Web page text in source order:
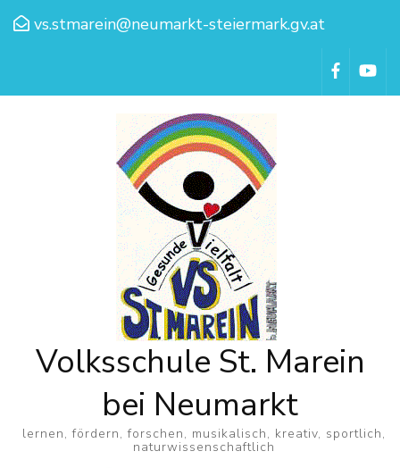
vs.stmarein@neumarkt-steiermark.gv.at
Volksschule St. Marein
bei Neumarkt
lernen, fördern, forschen, musikalisch, kreativ, sportlich,
naturwissenschaftlich